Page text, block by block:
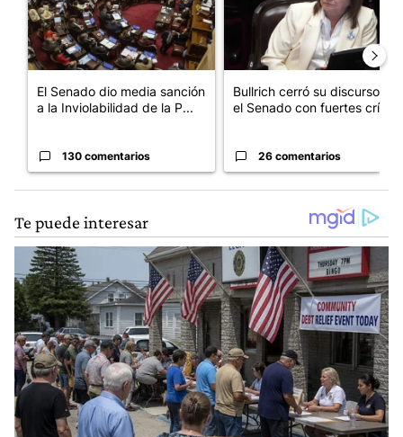
El Senado dio media sanción
a la Inviolabilidad de la P...
130 comentarios
Bullrich cerró su discurso en
el Senado con fuertes crí...
26 comentarios